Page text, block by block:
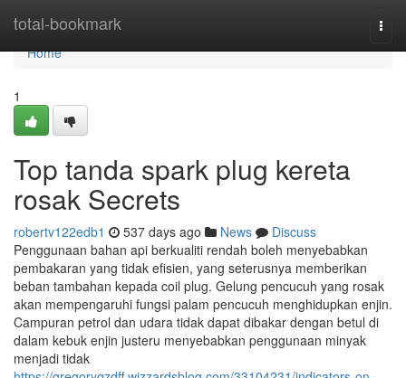
total-bookmark
Home
Home
1
Top tanda spark plug kereta
rosak Secrets
robertv122edb1 537 days ago News
Discuss
Penggunaan bahan api berkualiti rendah boleh menyebabkan
pembakaran yang tidak efisien, yang seterusnya memberikan
beban tambahan kepada coil plug. Gelung pencucuh yang rosak
akan mempengaruhi fungsi palam pencucuh menghidupkan enjin.
Campuran petrol dan udara tidak dapat dibakar dengan betul di
dalam kebuk enjin justeru menyebabkan penggunaan minyak
menjadi tidak